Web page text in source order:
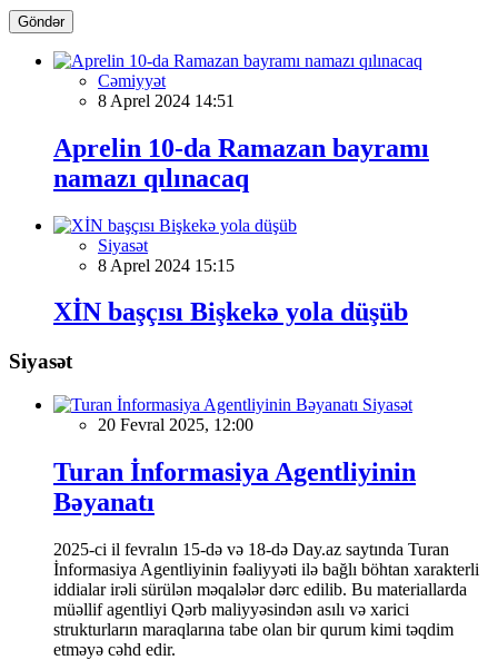
Göndər
Cəmiyyət
8 Aprel 2024 14:51
Aprelin 10-da Ramazan bayramı
namazı qılınacaq
Siyasət
8 Aprel 2024 15:15
XİN başçısı Bişkekə yola düşüb
Siyasət
Siyasət
20 Fevral 2025, 12:00
Turan İnformasiya Agentliyinin
Bəyanatı
2025-ci il fevralın 15-də və 18-də Day.az saytında Turan
İnformasiya Agentliyinin fəaliyyəti ilə bağlı böhtan xarakterli
iddialar irəli sürülən məqalələr dərc edilib. Bu materiallarda
müəllif agentliyi Qərb maliyyəsindən asılı və xarici
strukturların maraqlarına tabe olan bir qurum kimi təqdim
etməyə cəhd edir.